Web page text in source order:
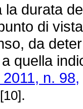
durata
di
da
quella
n. 98,
[10].